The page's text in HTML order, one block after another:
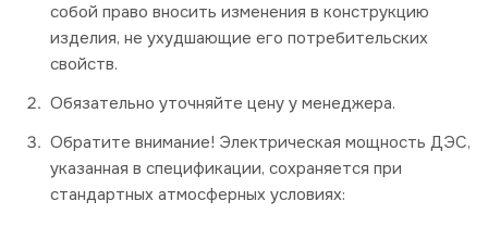
собой право вносить изменения в конструкцию
изделия, не ухудшающие его потребительских
свойств.
Обязательно уточняйте цену у менеджера.
Обратите внимание! Электрическая мощность ДЭС,
указанная в спецификации, сохраняется при
стандартных атмосферных условиях: